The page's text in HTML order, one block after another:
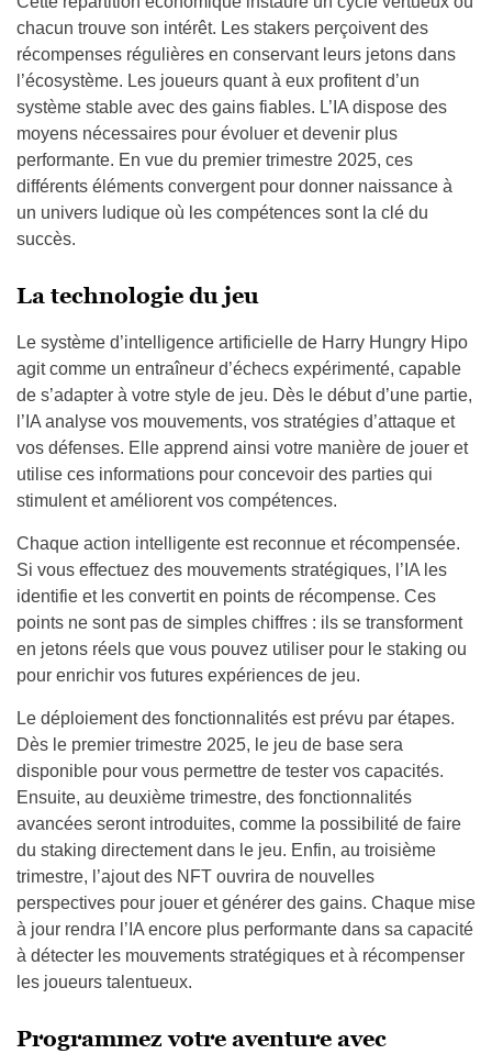
chacun trouve son intérêt. Les stakers perçoivent des
récompenses régulières en conservant leurs jetons dans
l’écosystème. Les joueurs quant à eux profitent d’un
système stable avec des gains fiables. L’IA dispose des
moyens nécessaires pour évoluer et devenir plus
performante. En vue du premier trimestre 2025, ces
différents éléments convergent pour donner naissance à
un univers ludique où les compétences sont la clé du
succès.
La technologie du jeu
Le système d’intelligence artificielle de Harry Hungry Hipo
agit comme un entraîneur d’échecs expérimenté, capable
de s’adapter à votre style de jeu. Dès le début d’une partie,
l’IA analyse vos mouvements, vos stratégies d’attaque et
vos défenses. Elle apprend ainsi votre manière de jouer et
utilise ces informations pour concevoir des parties qui
stimulent et améliorent vos compétences.
Chaque action intelligente est reconnue et récompensée.
Si vous effectuez des mouvements stratégiques, l’IA les
identifie et les convertit en points de récompense. Ces
points ne sont pas de simples chiffres : ils se transforment
en jetons réels que vous pouvez utiliser pour le staking ou
pour enrichir vos futures expériences de jeu.
Le déploiement des fonctionnalités est prévu par étapes.
Dès le premier trimestre 2025, le jeu de base sera
disponible pour vous permettre de tester vos capacités.
Ensuite, au deuxième trimestre, des fonctionnalités
avancées seront introduites, comme la possibilité de faire
du staking directement dans le jeu. Enfin, au troisième
trimestre, l’ajout des NFT ouvrira de nouvelles
perspectives pour jouer et générer des gains. Chaque mise
à jour rendra l’IA encore plus performante dans sa capacité
à détecter les mouvements stratégiques et à récompenser
les joueurs talentueux.
Programmez votre aventure avec